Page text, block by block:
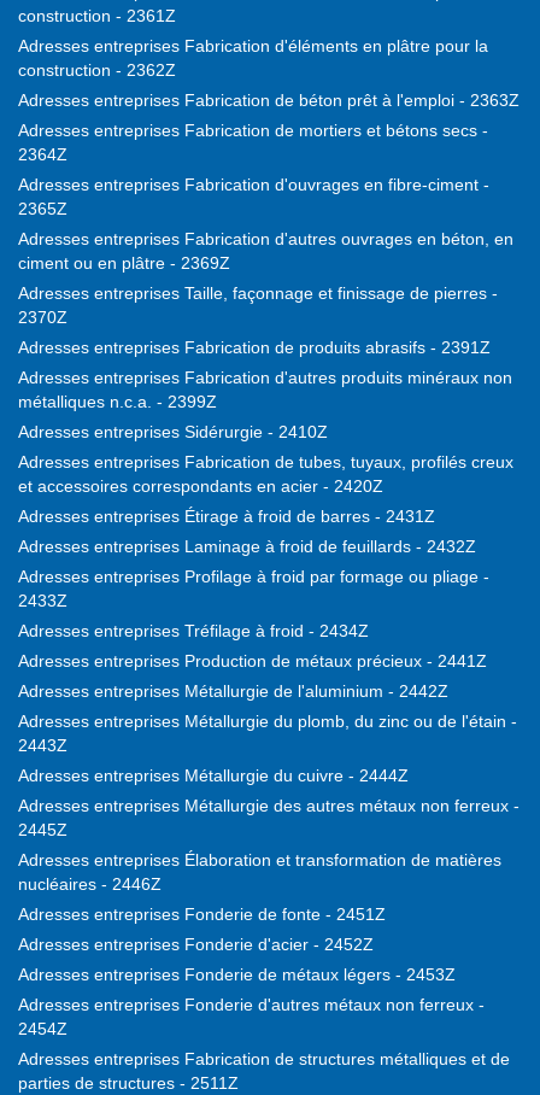
construction - 2361Z
Adresses entreprises Fabrication d'éléments en plâtre pour la
construction - 2362Z
Adresses entreprises Fabrication de béton prêt à l'emploi - 2363Z
Adresses entreprises Fabrication de mortiers et bétons secs -
2364Z
Adresses entreprises Fabrication d'ouvrages en fibre-ciment -
2365Z
Adresses entreprises Fabrication d'autres ouvrages en béton, en
ciment ou en plâtre - 2369Z
Adresses entreprises Taille, façonnage et finissage de pierres -
2370Z
Adresses entreprises Fabrication de produits abrasifs - 2391Z
Adresses entreprises Fabrication d'autres produits minéraux non
métalliques n.c.a. - 2399Z
Adresses entreprises Sidérurgie - 2410Z
Adresses entreprises Fabrication de tubes, tuyaux, profilés creux
et accessoires correspondants en acier - 2420Z
Adresses entreprises Étirage à froid de barres - 2431Z
Adresses entreprises Laminage à froid de feuillards - 2432Z
Adresses entreprises Profilage à froid par formage ou pliage -
2433Z
Adresses entreprises Tréfilage à froid - 2434Z
Adresses entreprises Production de métaux précieux - 2441Z
Adresses entreprises Métallurgie de l'aluminium - 2442Z
Adresses entreprises Métallurgie du plomb, du zinc ou de l'étain -
2443Z
Adresses entreprises Métallurgie du cuivre - 2444Z
Adresses entreprises Métallurgie des autres métaux non ferreux -
2445Z
Adresses entreprises Élaboration et transformation de matières
nucléaires - 2446Z
Adresses entreprises Fonderie de fonte - 2451Z
Adresses entreprises Fonderie d'acier - 2452Z
Adresses entreprises Fonderie de métaux légers - 2453Z
Adresses entreprises Fonderie d'autres métaux non ferreux -
2454Z
Adresses entreprises Fabrication de structures métalliques et de
parties de structures - 2511Z